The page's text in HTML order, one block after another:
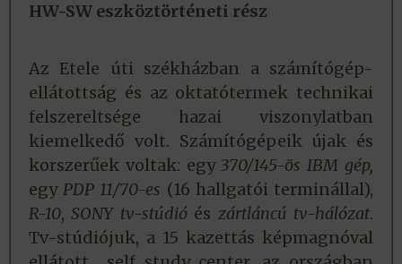
HW-SW eszköztörténeti rész
Az Etele úti székházban a számítógép-
ellátottság és az oktatótermek technikai
felszereltsége hazai viszonylatban
kiemelkedő volt. Számítógépeik újak és
korszerűek voltak: egy370/145-ös IBM gép,
egyPDP 11/70-es (16 hallgatói terminállal),
R-10,SONY tv-stúdió és zártláncú tv-hálózat.
Tv-stúdiójuk, a 15 kazettás képmagnóval